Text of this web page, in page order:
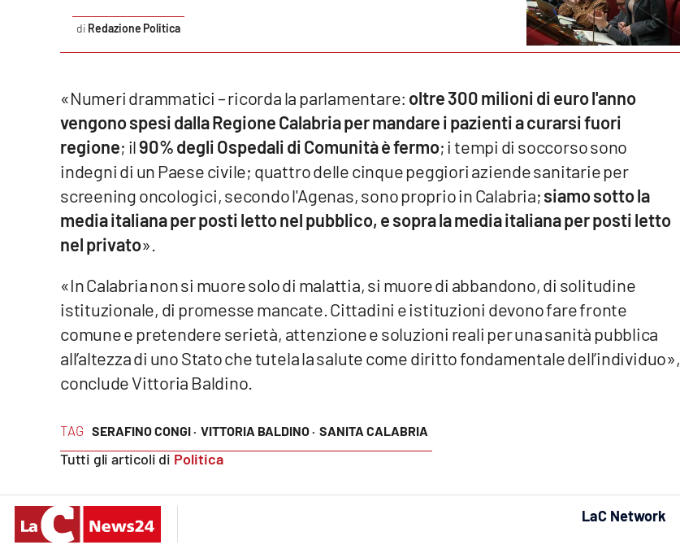
Buona Sanità Calabria
Calabriavisione
Destinazioni
Lacitymag.it
Lacapitalenews.it
Ilreggino.it
TAG SERAFINO CONGI · VITTORIA BALDINO · SANITA CALABRIA
Tutti gli articoli di Politica
Redazione Politica
«Numeri drammatici – ricorda la parlamentare: oltre 300 milioni di euro l'anno
vengono spesi dalla Regione Calabria per mandare i pazienti a curarsi fuori
regione; il90% degli Ospedali di Comunità è fermo; i tempi di soccorso sono
indegni di un Paese civile; quattro delle cinque peggiori aziende sanitarie per
screening oncologici, secondo l'Agenas, sono proprio in Calabria;siamo sotto la
media italiana per posti letto nel pubblico, e sopra la media italiana per posti letto
nel privato».
«In Calabria non si muore solo di malattia, si muore di abbandono, di solitudine
istituzionale, di promesse mancate. Cittadini e istituzioni devono fare fronte
comune e pretendere serietà, attenzione e soluzioni reali per una sanità pubblica
all’altezza di uno Stato che tutela la salute come diritto fondamentale dell’individuo»,
conclude Vittoria Baldino.
LaC Network